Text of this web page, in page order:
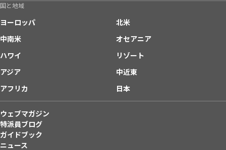
国と地域
ヨーロッパ
北米
中南米
オセアニア
ハワイ
リゾート
アジア
中近東
アフリカ
日本
ウェブマガジン
特派員ブログ
ガイドブック
ニュース